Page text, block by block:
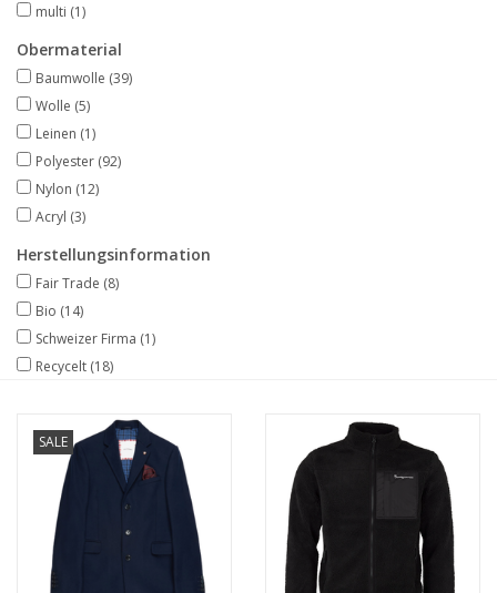
multi (1)
Obermaterial
Baumwolle (39)
Wolle (5)
Leinen (1)
Polyester (92)
Nylon (12)
Acryl (3)
Herstellungsinformation
Fair Trade (8)
Bio (14)
Schweizer Firma (1)
Recycelt (18)
SALE